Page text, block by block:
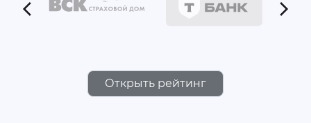
Открыть рейтинг